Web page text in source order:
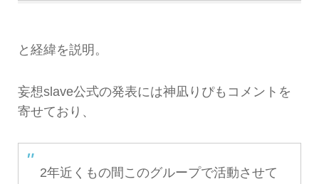
と経緯を説明。
妄想slave公式の発表には神凪りぴもコメントを
寄せており、
2年近くもの間このグループで活動させて